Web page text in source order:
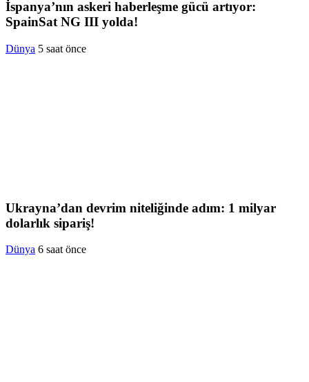
İspanya’nın askeri haberleşme gücü artıyor:
SpainSat NG III yolda!
Dünya 5 saat önce
Ukrayna’dan devrim niteliğinde adım: 1 milyar
dolarlık sipariş!
Dünya 6 saat önce